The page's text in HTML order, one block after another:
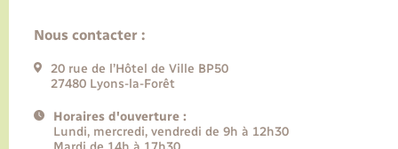
Nous contacter :
20 rue de l’Hôtel de Ville BP50
27480 Lyons-la-Forêt
Horaires d'ouverture :
Lundi, mercredi, vendredi de 9h à 12h30